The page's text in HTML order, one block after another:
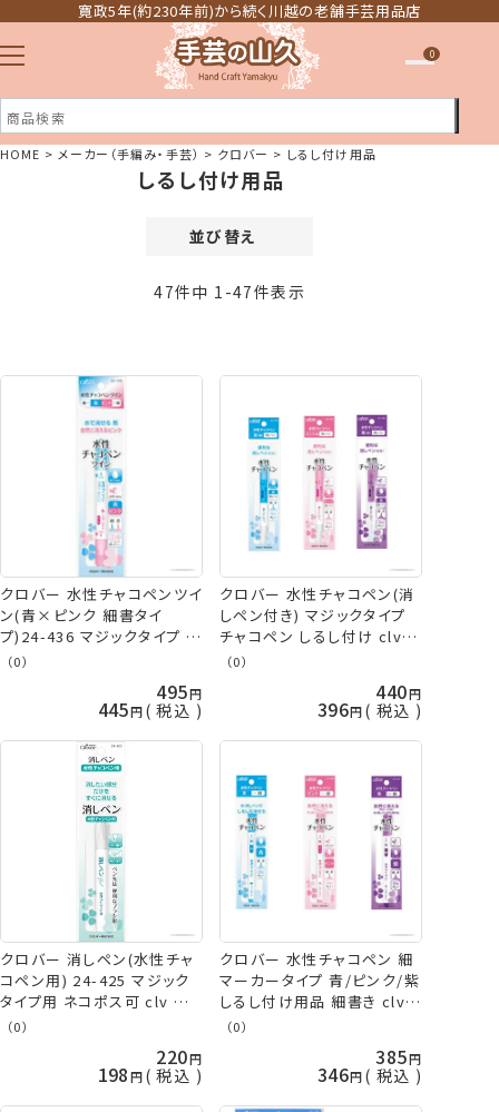
寛政5年(約230年前)から続く川越の老舗手芸用品店
注文履歴
0
HOME メーカー（手編み・手芸） クロバー しるし付け用品
しるし付け用品
並び替え
価格が高い順
おすすめ順
47件中 1 -47件表示
クロバー 水性チャコペンツイ
ン(青×ピンク 細書タイ
プ)24-436 マジックタイプ し
るしつけ 洋裁 clv ネコポス
（0）
495
445 税込
クロバー 水性チャコペン(消
しペン付き) マジックタイプ
チャコペン しるし付け clv ネ
コポス可 手芸の山久
（0）
440
396 税込
クロバー 消しペン(水性チャ
コペン用) 24-425 マジック
タイプ用 ネコポス可 clv 手
芸の山久
（0）
220
198 税込
クロバー 水性チャコペン 細
マーカータイプ 青/ピンク/紫
しるし付け用品 細書き clv
ネコポス可 手芸の山久
（0）
385
346 税込